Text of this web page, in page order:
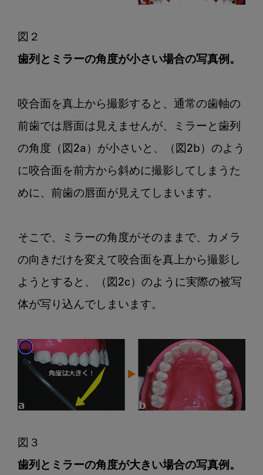
歯列とミラーの角度が小さい場合の写真例。
咬合面を真上から撮影すると、通常の歯軸の
前歯では唇面は見えませんが、ミラーと歯列
の角度（図2a）が小さいと、（図2b）のよう
に咬合面を前方から斜めに撮影してしまうた
めに、前歯の唇面が見えてしまいます。
そこで、ミラーの角度がそのままで、カメラ
の向きだけを変えて咬合面を真上から撮影し
ようとすると、（図2c）のように実際の被写
体が写り込んでしまいます。
歯列とミラーの角度が大きい場合の写真例。